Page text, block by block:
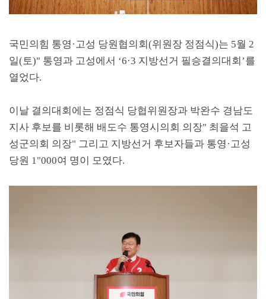
국민의힘 통영 ·고성 당원협의회(위원장 정점식)는 5월 2
일(토)" 통영과 고성에서 ‘6·3 지방선거 필승결의대회 ’를
열었다.
이날 결의대회에는 정점식 당협위원장과 박완수 경남도
지사 후보를 비롯해 배도수 통영시의회 의장" 최을석 고
성군의회 의장" 그리고 지방선거 후보자들과 통영 ·고성
당원 1"000여 명이 모였다.